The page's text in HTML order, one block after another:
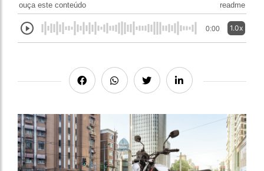
ouça este conteúdo readme
0:00 1.0x